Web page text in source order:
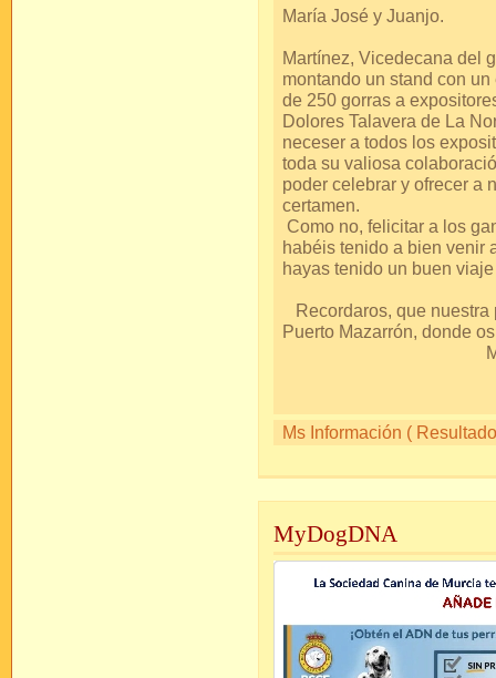
María
Martínez, Vicedecana del
montando un stand con
de 250 gorras a
Dolores Talavera de La
neceser a todos los
toda su valiosa
poder celebrar y ofrecer a
Como no, felicitar a los
habéis tenido a bien venir
hayas tenido un buen
Recordaros, que nuestra
Puerto
Mil
Ms Información (
MyDogDNA